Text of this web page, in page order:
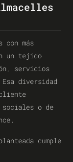
con más
un tejido
servicios
diversidad
o de
cumple